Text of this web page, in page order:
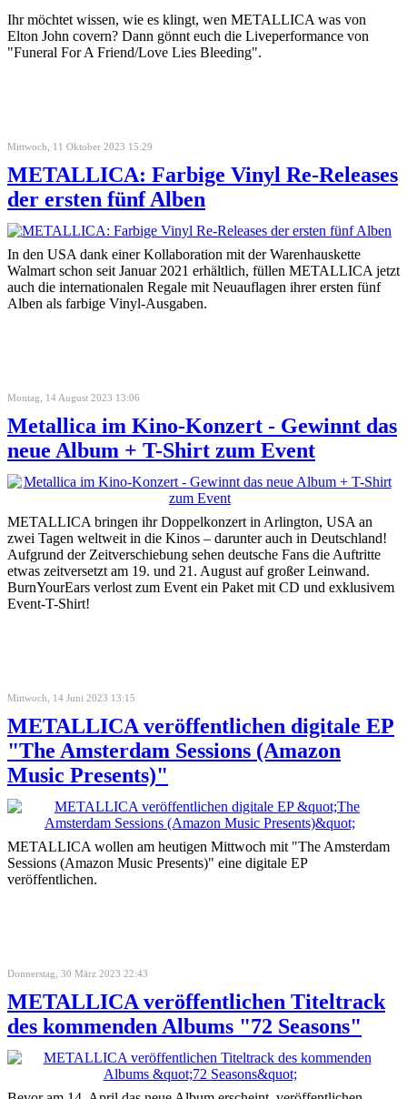
Ihr möchtet wissen, wie es klingt, wen METALLICA was von
Elton John covern? Dann gönnt euch die Liveperformance von
"Funeral For A Friend/Love Lies Bleeding".
Mittwoch, 11 Oktober 2023 15:29
METALLICA: Farbige Vinyl Re-Releases
der ersten fünf Alben
In den USA dank einer Kollaboration mit der Warenhauskette
Walmart schon seit Januar 2021 erhältlich, füllen METALLICA jetzt
auch die internationalen Regale mit Neuauflagen ihrer ersten fünf
Alben als farbige Vinyl-Ausgaben.
Montag, 14 August 2023 13:06
Metallica im Kino-Konzert - Gewinnt das
neue Album + T-Shirt zum Event
METALLICA bringen ihr Doppelkonzert in Arlington, USA an
zwei Tagen weltweit in die Kinos – darunter auch in Deutschland!
Aufgrund der Zeitverschiebung sehen deutsche Fans die Auftritte
etwas zeitversetzt am 19. und 21. August auf großer Leinwand.
BurnYourEars verlost zum Event ein Paket mit CD und exklusivem
Event-T-Shirt!
Mittwoch, 14 Juni 2023 13:15
METALLICA veröffentlichen digitale EP
"The Amsterdam Sessions (Amazon
Music Presents)"
METALLICA wollen am heutigen Mittwoch mit "The Amsterdam
Sessions (Amazon Music Presents)" eine digitale EP
veröffentlichen.
Donnerstag, 30 März 2023 22:43
METALLICA veröffentlichen Titeltrack
des kommenden Albums "72 Seasons"